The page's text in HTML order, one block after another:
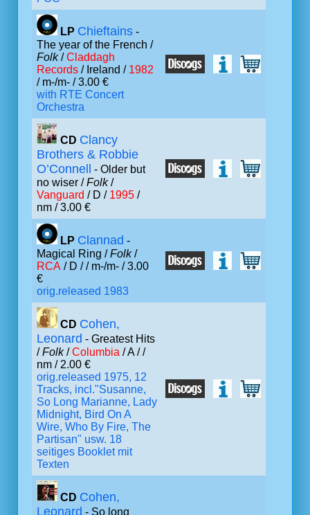
LP Chieftains -
The year of the French /
Folk/Claddagh
Records / Ireland / 1982
/ m-/m- / 3.00 €
with RTE Concert
Orchestra
CD Clancy
Brothers & Robbie
O’Connell
- Older but
no wiser /Folk/
Vanguard / D / 1995 /
nm / 3.00 €
LP Clannad -
Magical Ring /Folk/
RCA / D // m-/m- / 3.00
€
orig.released 1983
CD Cohen,
Leonard - Greatest Hits
/Folk/Columbia / A //
nm / 2.00 €
orig.released 1975, 12
Tracks, incl."Susanne,
So Long Marianne, Lady
Midnight, Bird On A
Wire, Who By Fire, The
Partisan" usw. 18
seitiges Booklet mit
Texten
CD Cohen,
Leonard - So long